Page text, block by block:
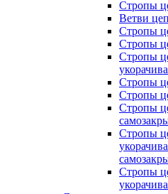
Стропы
Ветви
Стропы
Стропы
Стропы
Стропы
Стропы
Стропы
Стропы
Стропы